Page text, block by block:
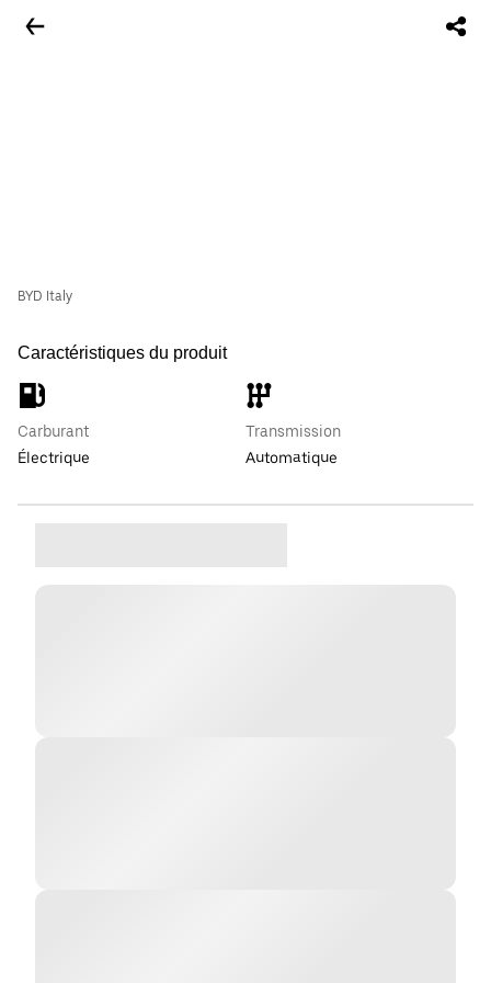
BYD Italy
Caractéristiques du produit
Carburant
Électrique
Transmission
Automatique